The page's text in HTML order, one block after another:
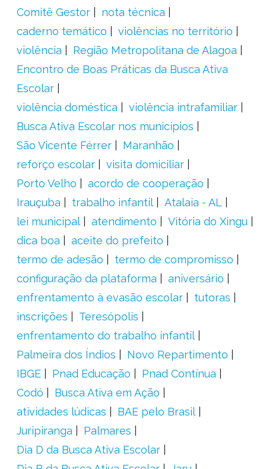
Comitê Gestor
nota técnica
caderno temático
violências no território
violência
Região Metropolitana de Alagoa
Encontro de Boas Práticas da Busca Ativa
Escolar
violência doméstica
violência intrafamiliar
Busca Ativa Escolar nos municípios
São Vicente Férrer
Maranhão
reforço escolar
visita domiciliar
Porto Velho
acordo de cooperação
Irauçuba
trabalho infantil
Atalaia - AL
lei municipal
atendimento
Vitória do Xingu
dica boa
aceite do prefeito
termo de adesão
termo de compromisso
configuração da plataforma
aniversário
enfrentamento à evasão escolar
tutoras
inscrições
Teresópolis
enfrentamento do trabalho infantil
Palmeira dos Índios
Novo Repartimento
IBGE
Pnad Educação
Pnad Contínua
Codó
Busca Ativa em Ação
atividades lúdicas
BAE pelo Brasil
Juripiranga
Palmares
Dia D da Busca Ativa Escolar